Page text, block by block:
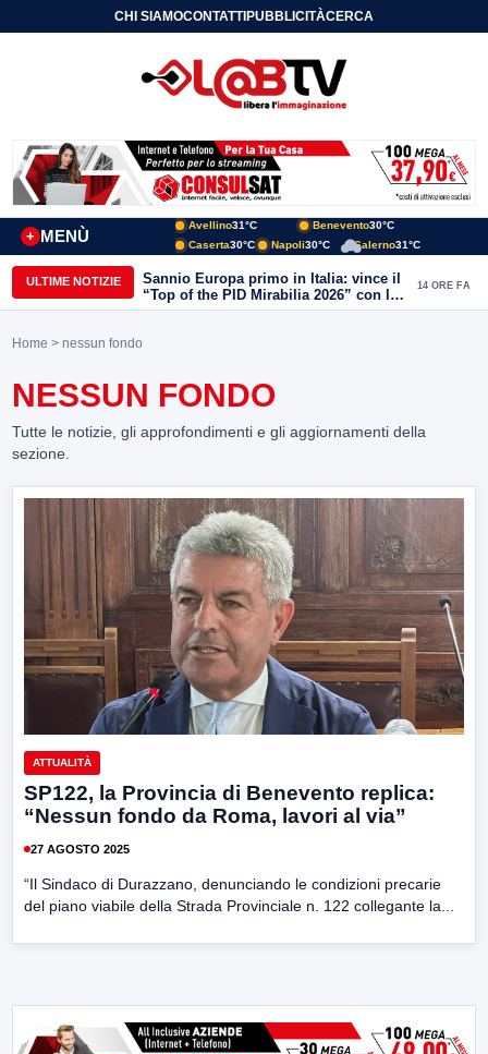
CHI SIAMOCONTATTIPUBBLICITÀCERCA
MENÙ
+
Avellino31°C Benevento30°C
Caserta30°C Napoli30°C Salerno31°C
ULTIME NOTIZIE
Sannio Europa primo in Italia: vince il
“Top of the PID Mirabilia 2026” con la
realtà virtuale nei musei del Sannio
14 ORE FA
Home > nessun fondo
NESSUN FONDO
Tutte le notizie, gli approfondimenti e gli aggiornamenti della
sezione.
ATTUALITÀ
SP122, la Provincia di Benevento replica:
“Nessun fondo da Roma, lavori al via”
27 AGOSTO 2025
“Il Sindaco di Durazzano, denunciando le condizioni precarie
del piano viabile della Strada Provinciale n. 122 collegante la...